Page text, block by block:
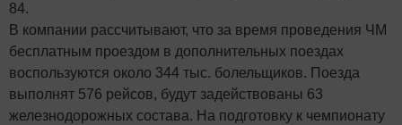
84.
В компании рассчитывают, что за время проведения ЧМ
бесплатным проездом в дополнительных поездах
воспользуются около 344 тыс. болельщиков. Поезда
выполнят 576 рейсов, будут задействованы 63
железнодорожных состава. На подготовку к чемпионату